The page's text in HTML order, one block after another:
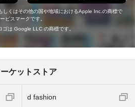
くはその他の国や地域におけるApple Inc.の商標で
ビスマークです。
は Google LLC の商標です。
ケットストア
d fashion